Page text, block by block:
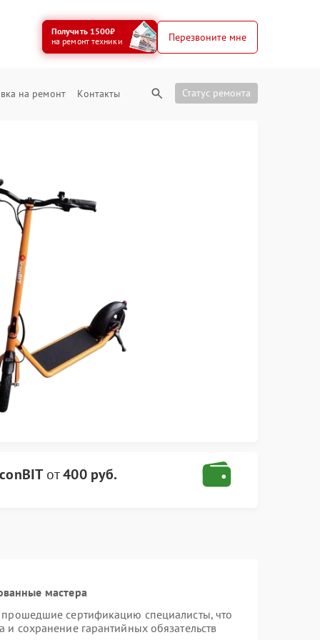
Получить 1500₽
на ремонт техники
Перезвоните мне
на ремонт Контакты Статус ремонта
от400 руб.
мастера
сертификацию специалисты, что
и сохранение гарантийных обязательств